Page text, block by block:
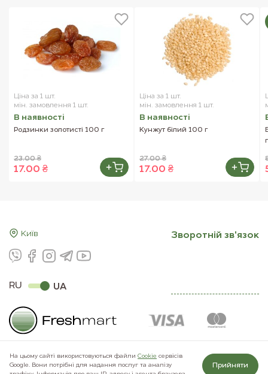
Ціна за 1 шт.
мін. замовлення 1 шт.
В наявностi
Родзинки золотисті 100 г
23.00 ₴
17.00 ₴
Ціна за 1 шт.
мін. замовлення 1 шт.
В наявностi
Кунжут білий 100 г
27.00 ₴
17.00 ₴
Київ
RU UA
Зворотнiй зв'язок
© 2011–2026 Freshmart
На цьому сайті використовуються файли Сookie сервісів
Google. Вони потрібні для надання послуг та аналізу
Прийняти